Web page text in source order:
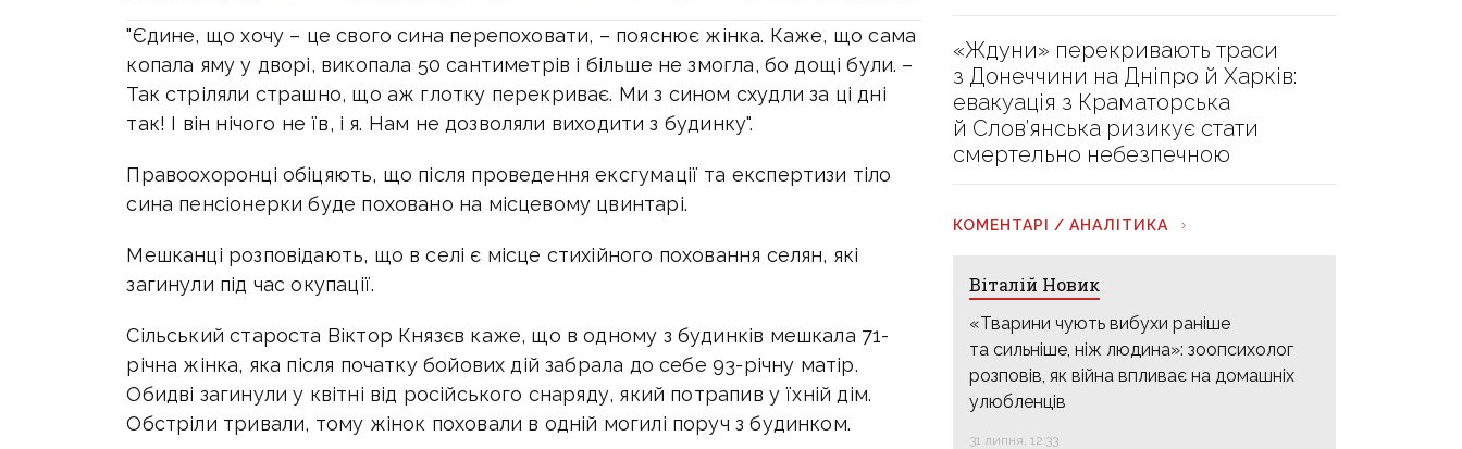
"Єдине, що хочу – це свого сина перепоховати, – пояснює жінка. Каже, що сама
копала яму у дворі, викопала 50 сантиметрів і більше не змогла, бо дощі були. –
Так стріляли страшно, що аж глотку перекриває. Ми з сином схудли за ці дні
так! І він нічого не їв, і я. Нам не дозволяли виходити з будинку".
Правоохоронці обіцяють, що після проведення ексгумації та експертизи тіло
сина пенсіонерки буде поховано на місцевому цвинтарі.
Мешканці розповідають, що в селі є місце стихійного поховання селян, які
загинули під час окупації.
Сільський староста Віктор Князєв каже, що в одному з будинків мешкала 71-
річна жінка, яка після початку бойових дій забрала до себе 93-річну матір.
Обидві загинули у квітні від російського снаряду, який потрапив у їхній дім.
Обстріли тривали, тому жінок поховали в одній могилі поруч з будинком.
«Ждуни» перекривають траси
з Донеччини на Дніпро й Харків:
евакуація з Краматорська
й Слов’янська ризикує стати
смертельно небезпечною
КОМЕНТАРІ / АНАЛІТИКА
Віталій Новик
«Тварини чують вибухи раніше
та сильніше, ніж людина»: зоопсихолог
розповів, як війна впливає на домашніх
улюбленців
31 липня, 12:33